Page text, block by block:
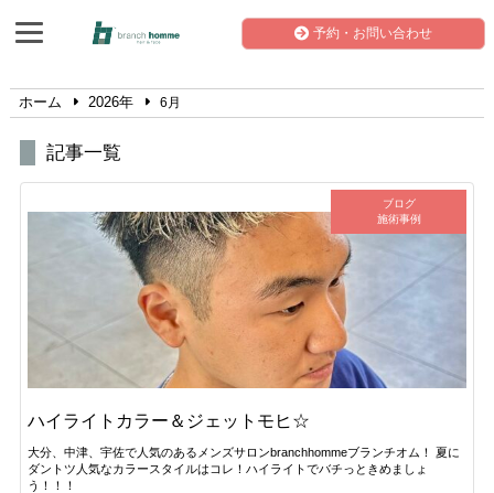
予約・お問い合わせ
ホーム 2026年 6月
記事一覧
ブログ
施術事例
ハイライトカラー＆ジェットモヒ☆
大分、中津、宇佐で人気のあるメンズサロンbranchhommeブランチオム！ 夏に
ダントツ人気なカラースタイルはコレ！ハイライトでバチっときめましょ
う！！！